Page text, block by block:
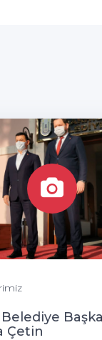
Çetin